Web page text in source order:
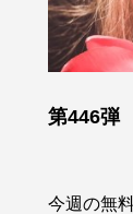
第446弾
今週の無